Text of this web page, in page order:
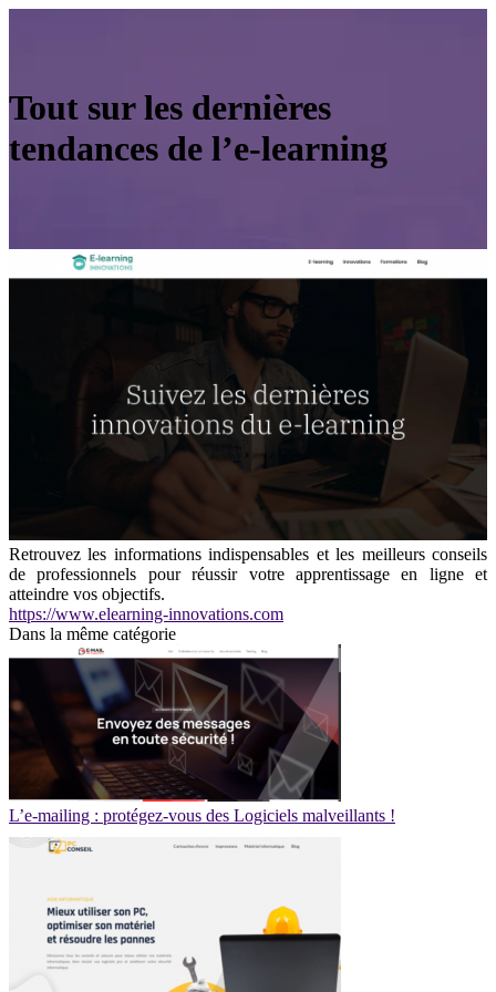
Tout sur les dernières
tendances de l’e-learning
Retrouvez les informations indispensables et les meilleurs conseils
de professionnels pour réussir votre apprentissage en ligne et
atteindre vos objectifs.
https://www.elearning-innovations.com
Dans la même catégorie
L’e-mailing : protégez-vous des Logiciels malveillants !